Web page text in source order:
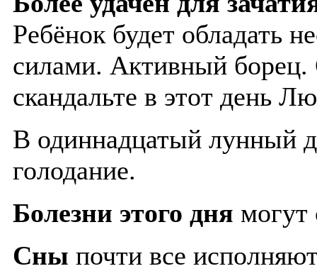
Ребёнок будет обладать
силами. Активный борец.
скандальте в этот день
В одиннадцатый лунный
голодание.
Болезни этого дня могут
Сны почти все